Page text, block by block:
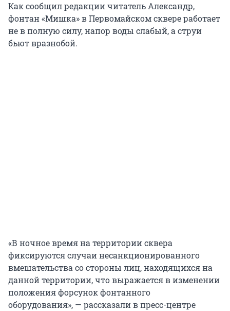
Как сообщил редакции читатель Александр,
фонтан «Мишка» в Первомайском сквере работает
не в полную силу, напор воды слабый, а струи
бьют вразнобой.
«В ночное время на территории сквера
фиксируются случаи несанкционированного
вмешательства со стороны лиц, находящихся на
данной территории, что выражается в изменении
положения форсунок фонтанного
оборудования», — рассказали в пресс-центре